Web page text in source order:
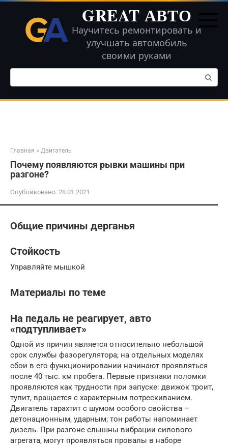
Перейти
контенту
GREAT АВТО
Научитесь ремонтировать и
улучшать автомобиль
своими руками
Поиск:
Главная » Двигатель
Почему появляются рывки машины при
разгоне?
Опубликовано: 28.01.2021
Общие причины дерганья
Стойкость
Управляйте мышкой
Материалы по теме
На педаль не реагирует, авто
«подтупливает»
Одной из причин является относительно небольшой
срок службы фазорегулятора; на отдельных моделях
сбои в его функционировании начинают проявляться
после 40 тыс. км пробега. Первые признаки поломки
проявляются как трудности при запуске: движок троит,
тупит, вращается с характерным потрескиванием.
Двигатель тарахтит с шумом особого свойства –
детонационным, ударным; тон работы напоминает
дизель. При разгоне слышны вибрации силового
агрегата, могут проявляться провалы в наборе